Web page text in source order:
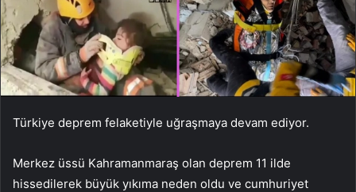
Türkiye deprem felaketiyle uğraşmaya devam ediyor.
Merkez üssü Kahramanmaraş olan deprem 11 ilde
hissedilerek büyük yıkıma neden oldu ve cumhuriyet